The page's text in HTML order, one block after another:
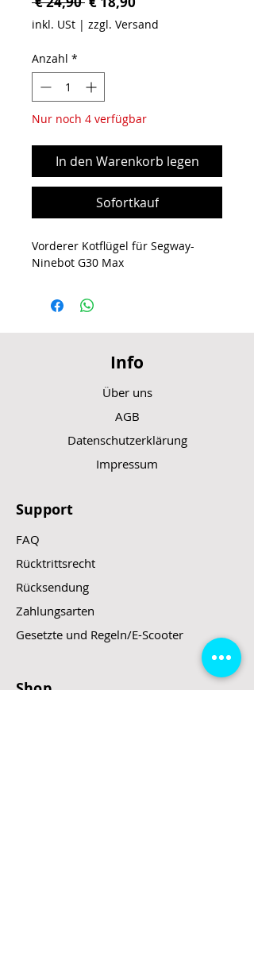
inkl. USt | zzgl. Versand
Anzahl *
Nur noch 4 verfügbar
In den Warenkorb legen
Sofortkauf
Vorderer Kotflügel für Segway-
Ninebot G30 Max
Info
Über uns
AGB
Datenschutzerklärung
Impressum
Support
FAQ
Rücktrittsrecht
Rücksendung
Zahlungsarten
Gesetzte und Regeln/E-Scooter
Shop